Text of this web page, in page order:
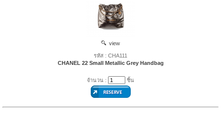
view
รหัส : CHA111
CHANEL 22 Small Metallic Grey Handbag
จำนวน : ชิ้น